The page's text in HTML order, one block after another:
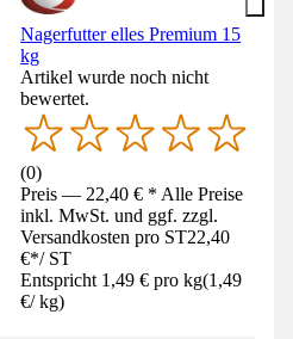
Nagerfutter elles Premium 15
kg
Artikel wurde noch nicht
bewertet.
(0)
Preis — 22,40 € * Alle Preise
inkl. MwSt. und ggf. zzgl.
Versandkosten pro ST22,40
€*/ ST
Entspricht 1,49 € pro kg(1,49
€/ kg)